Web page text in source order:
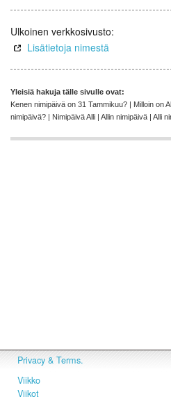
Ulkoinen verkkosivusto:
Lisätietoja nimestä
Yleisiä hakuja tälle sivulle ovat:
Kenen nimipäivä on 31 Tammikuu? | Milloin on
nimipäivä? | Nimipäivä Alli | Allin nimipäivä | Alli
Privacy & Terms.
Viikko
Viikot